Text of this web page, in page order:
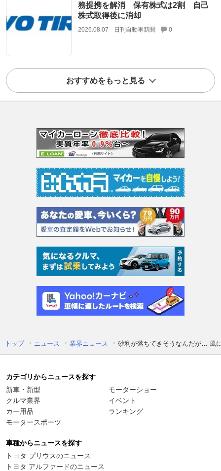
務提携を解消 保有株式は2割 自己
株式取得後に消却
2026.08.07 日刊自動車新聞 0
おすすめをもっと見る
トップ ニュース 業界ニュース 砂利が落ちてきそうなんだが… 風
カテゴリからニュースを探す
新車・新型
クルマ業界
カー用品
モータースポーツ
モーターショー
イベント
ランキング
車種からニュースを探す
トヨタ プリウスのニュース
トヨタ アルファードのニュース